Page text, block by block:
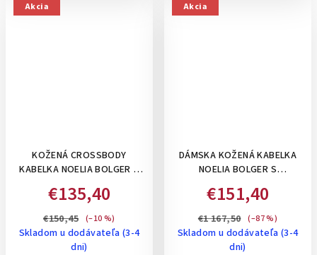
Akcia
KOŽENÁ CROSSBODY
KABELKA NOELIA BOLGER S
PERFOROVANÝM VZOROM-
KOŇAKOVÁ
€135,40
€150,45 (–10 %)
Skladom u dodávateľa (3-4
dni)
Akcia
DÁMSKA KOŽENÁ KABELKA
NOELIA BOLGER S
VEĽKÁ, ČIERNA
€151,40
€1 167,50 (–87 %)
Skladom u dodávateľa (3-4
dni)